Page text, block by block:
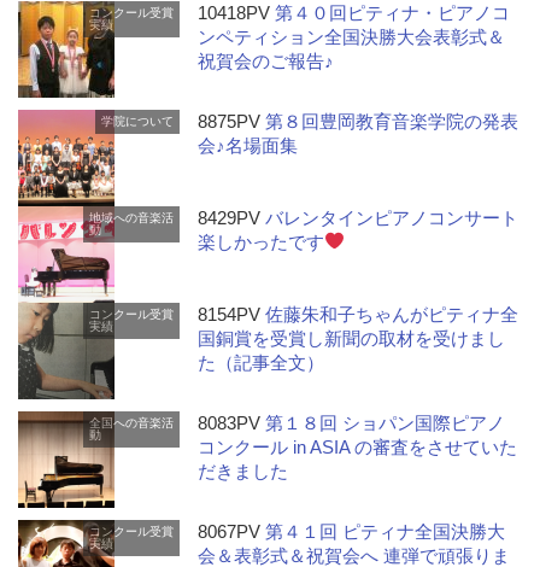
コンクール受賞
実績
10418PV第４０回ピティナ・ピアノコ
ンペティション全国決勝大会表彰式＆
祝賀会のご報告♪
学院について 8875PV第８回豊岡教育音楽学院の発表
会♪名場面集
地域への音楽活
動
8429PVバレンタインピアノコンサート
楽しかったです
コンクール受賞
実績
8154PV佐藤朱和子ちゃんがピティナ全
国銅賞を受賞し新聞の取材を受けまし
た（記事全文）
全国への音楽活
動
8083PV第１８回 ショパン国際ピアノ
コンクール in ASIA の審査をさせていた
だきました
コンクール受賞
実績
8067PV第４１回 ピティナ全国決勝大
会＆表彰式＆祝賀会へ 連弾で頑張りま